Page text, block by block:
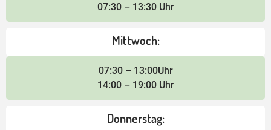
07:30 – 13:30 Uhr
Mittwoch:
07:30 – 13:00Uhr
14:00 – 19:00 Uhr
Donnerstag: